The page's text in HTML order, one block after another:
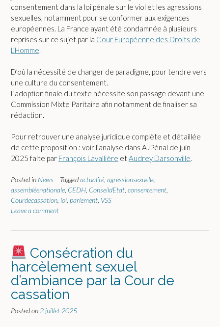
consentement dans la loi pénale sur le viol et les agressions
sexuelles, notamment pour se conformer aux exigences
européennes. La France ayant été condamnée à plusieurs
reprises sur ce sujet par la Cour Européenne des Droits de
L’Homme
D’où la nécessité de changer de paradigme, pour tendre vers
une culture du consentement.
L’adoption finale du texte nécessite son passage devant une
Commission Mixte Paritaire afin notamment de finaliser sa
rédaction.
Pour retrouver une analyse juridique complète et détaillée
de cette proposition : voir l’analyse dans AJPénal de juin
2025 faite par François Lavallière et Audrey Darsonville
Posted in News Taggedactualité agressionsexuelle
assembléenationale CEDH ConseildEtat consentement
Courdecassation loi parlement VSS
Leave a comment
Consécration du
harcèlement sexuel
d’ambiance par la Cour de
cassation
Posted on 2 juillet 2025